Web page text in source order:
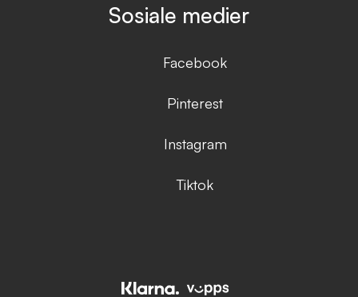
Sosiale medier
Facebook
Pinterest
Instagram
Tiktok